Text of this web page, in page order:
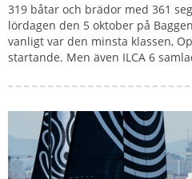
319 båtar och brädor med 361
lördagen den 5 oktober på
vanligt var den minsta klassen,
startande. Men även ILCA 6